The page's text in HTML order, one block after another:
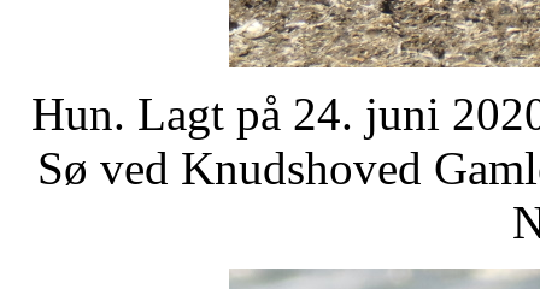
Hun. Lagt på 24. juni
Sø ved Knudshoved